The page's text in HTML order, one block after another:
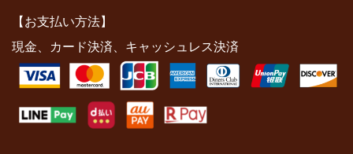
【お支払い方法】
現金、カード決済、キャッシュレス決済